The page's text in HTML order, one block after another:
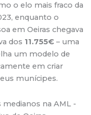
o elo mais fraco da
enquanto o
em Oeiras chegava
dos 11.755€ – uma
um modelo de
em criar
munícipes.